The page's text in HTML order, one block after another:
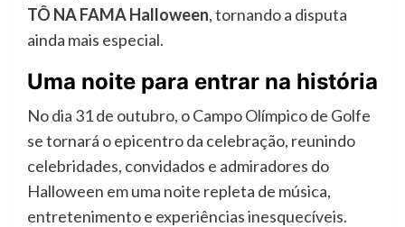
TÔ NA FAMA Halloween, tornando a disputa
ainda mais especial.
Uma noite para entrar na história
No dia 31 de outubro, o Campo Olímpico de Golfe
se tornará o epicentro da celebração, reunindo
celebridades, convidados e admiradores do
Halloween em uma noite repleta de música,
entretenimento e experiências inesquecíveis.